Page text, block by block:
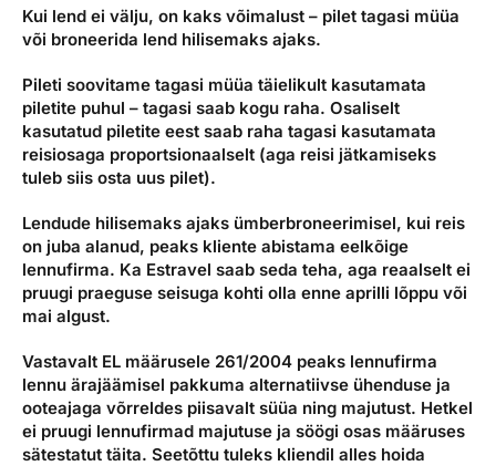
Kui lend ei välju, on kaks võimalust – pilet tagasi müüa
või broneerida lend hilisemaks ajaks.
Pileti soovitame tagasi müüa täielikult kasutamata
piletite puhul – tagasi saab kogu raha. Osaliselt
kasutatud piletite eest saab raha tagasi kasutamata
reisiosaga proportsionaalselt (aga reisi jätkamiseks
tuleb siis osta uus pilet).
Lendude hilisemaks ajaks ümberbroneerimisel, kui reis
on juba alanud, peaks kliente abistama eelkõige
lennufirma. Ka Estravel saab seda teha, aga reaalselt ei
pruugi praeguse seisuga kohti olla enne aprilli lõppu või
mai algust.
Vastavalt EL määrusele 261/2004 peaks lennufirma
lennu ärajäämisel pakkuma alternatiivse ühenduse ja
ooteajaga võrreldes piisavalt süüa ning majutust. Hetkel
ei pruugi lennufirmad majutuse ja söögi osas määruses
sätestatut täita. Seetõttu tuleks kliendil alles hoida